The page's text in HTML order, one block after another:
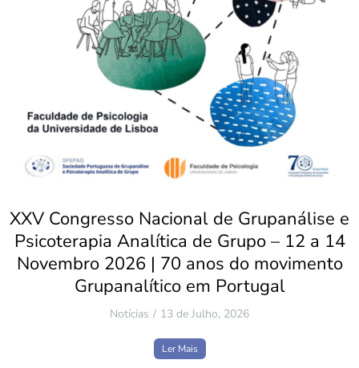
XXV Congresso Nacional de Grupanálise e
Psicoterapia Analítica de Grupo – 12 a 14
Novembro 2026 | 70 anos do movimento
Grupanalítico em Portugal
Notícias 13 de Julho, 2026
Ler Mais